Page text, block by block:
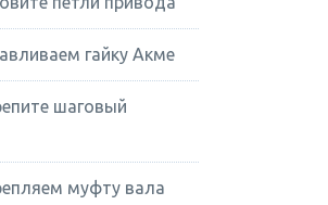
гайку Акме
шаговый
муфту вала